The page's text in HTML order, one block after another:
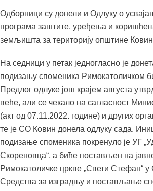
Одборници су донели и Одлуку о
програма заштите, уређења и
земљишта за територију општине Ковин
На седници у петак једногласно је
подизању споменика Римокатоличком
Предлог одлуке још крајем августа
веће, али се чекало на сагласност
(акт од 07.11.2022. године) и других
те је СО Ковин донела одлуку сада.
подизање споменика покренуло је УГ
Скореновца“, а биће постављен на
Римокатоличке цркве „Свети Стефан“ у
Средства за изградњу и постављање